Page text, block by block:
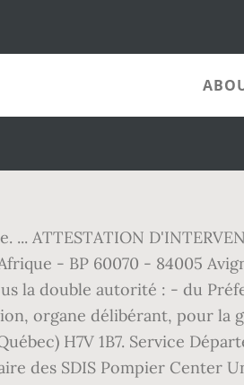
ATTESTATION
- BP 60070 - 84005
la double autorité : - du
organe délibérant, pour la
H7V 1B7. Service
des SDIS Pompier Center